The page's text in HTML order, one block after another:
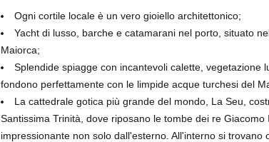
Ogni cortile locale è un vero gioiello architettonico;
Yacht di lusso, barche e catamarani nel porto, situato
Maiorca;
Splendide spiagge con incantevoli calette, vegetazione
fondono perfettamente con le limpide acque turchesi del
La cattedrale gotica più grande del mondo, La Seu,
Santissima Trinità, dove riposano le tombe dei re
impressionante non solo dall'esterno. All'interno si